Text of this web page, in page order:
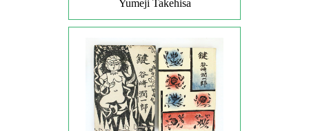
Yumeji Takehisa